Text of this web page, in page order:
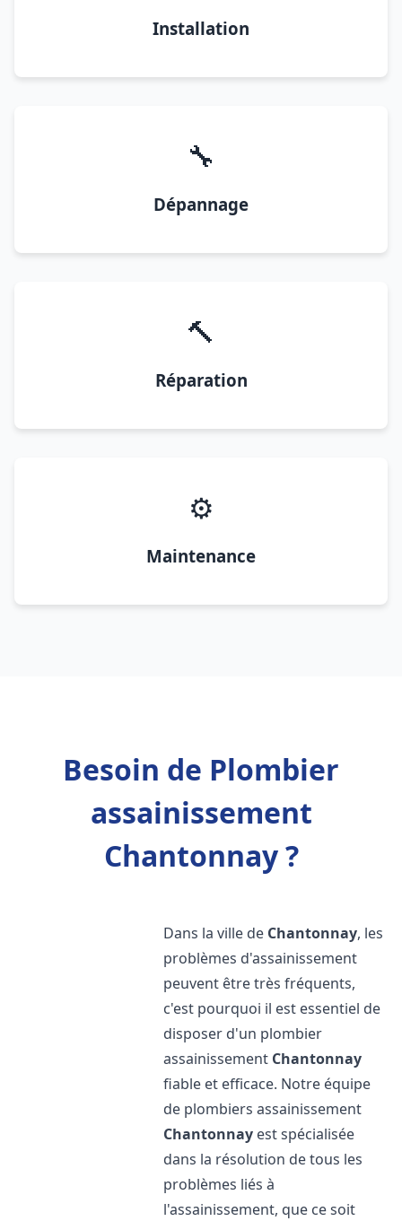
Installation
🔧
Dépannage
🔨
Réparation
⚙️
Maintenance
Besoin de Plombier
assainissement
Chantonnay ?
Dans la ville de Chantonnay, les
problèmes d'assainissement
peuvent être très fréquents,
c'est pourquoi il est essentiel de
disposer d'un plombier
assainissement Chantonnay
fiable et efficace. Notre équipe
de plombiers assainissement
Chantonnay est spécialisée
dans la résolution de tous les
problèmes liés à
l'assainissement, que ce soit